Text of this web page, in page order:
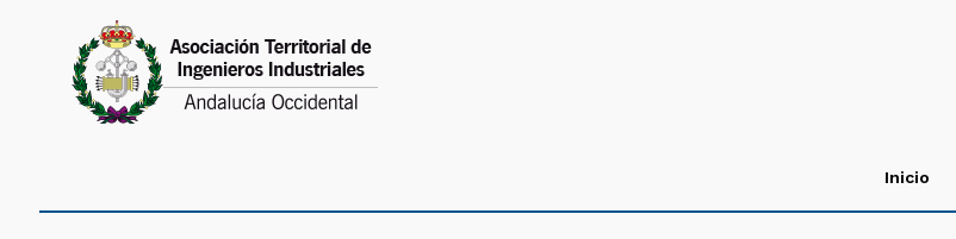
Inicio